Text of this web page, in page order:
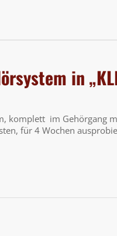
in
komplett im Gehörgang
für 4 Wochen